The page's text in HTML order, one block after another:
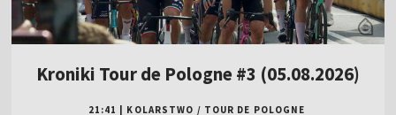
Kroniki Tour de Pologne #3 (05.08.2026)
21:41 KOLARSTWO / TOUR DE POLOGNE